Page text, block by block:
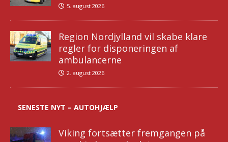
5. august 2026
Region Nordjylland vil skabe klare
regler for disponeringen af
ambulancerne
2. august 2026
SENESTE NYT – AUTOHJÆLP
Viking fortsætter fremgangen på